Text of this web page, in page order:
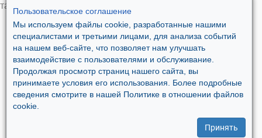
Пользовательское соглашение
Мы используем файлы cookie, разработанные нашими
специалистами и третьими лицами, для анализа событий
на нашем веб-сайте, что позволяет нам улучшать
взаимодействие с пользователями и обслуживание.
Продолжая просмотр страниц нашего сайта, вы
принимаете условия его использования. Более подробные
сведения смотрите в нашей Политике в отношении файлов
cookie.
Принять
Сб 10:00 - 14:00
Вс - выходной